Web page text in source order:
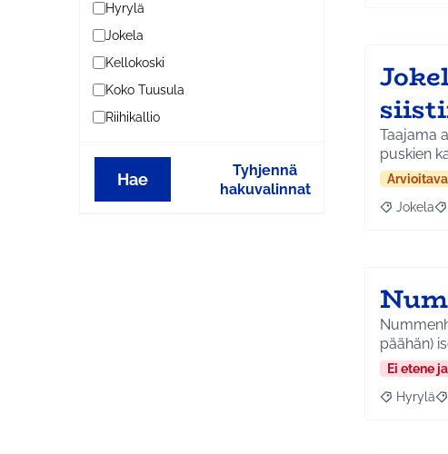
Hyrylä
Jokela
Kellokoski
Koko Tuusula
Riihikallio
Hae
Tyhjennä
hakuvalinnat
Taajama
puskien
Rajaa
Jokela
päähän)
Ei etene
Rajaa
Hyrylä